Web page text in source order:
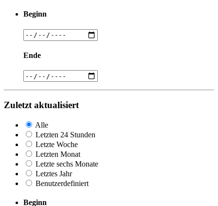
Beginn
Ende
Zuletzt aktualisiert
Alle
Letzten 24 Stunden
Letzte Woche
Letzten Monat
Letzte sechs Monate
Letztes Jahr
Benutzerdefiniert
Beginn